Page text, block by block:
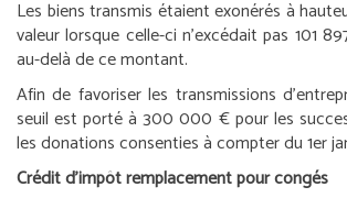
Les biens transmis étaient exonérés à
valeur lorsque celle-ci n’excédait pas 101
au-delà de ce montant.
Afin de favoriser les transmissions
seuil est porté à 300 000 € pour les
les donations consenties à compter du 1er
Crédit d’impôt remplacement pour congés